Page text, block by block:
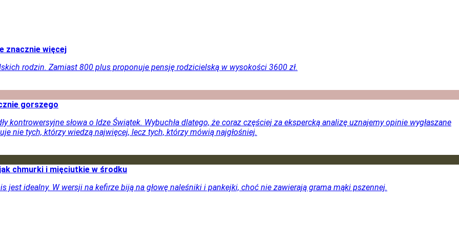
znacznie więcej
rodzin. Zamiast 800 plus proponuje pensję rodzicielską w wysokości 3600 zł.
gorszego
kontrowersyjne słowa o Idze Świątek. Wybuchła dlatego, że coraz częściej za ekspercką analizę uznajemy opinie wygłaszane
nie tych, którzy wiedzą najwięcej, lecz tych, którzy mówią najgłośniej.
chmurki i mięciutkie w środku
idealny. W wersji na kefirze biją na głowę naleśniki i pankejki, choć nie zawierają grama mąki pszennej.